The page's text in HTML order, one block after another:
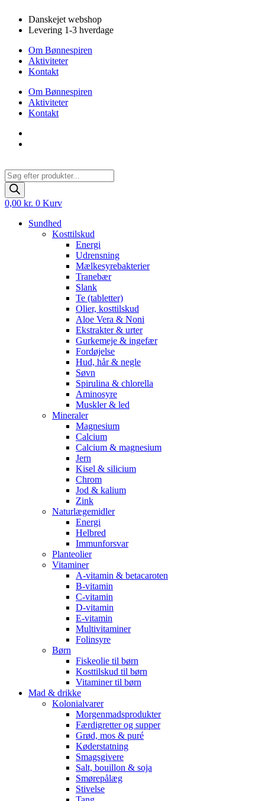
indhold
Danskejet webshop
Levering 1-3 hverdage
Om Bønnespiren
Aktiviteter
Kontakt
Om Bønnespiren
Aktiviteter
Kontakt
Products
search
0,00 kr. 0 Kurv
Sundhed
Kosttilskud
Energi
Udrensning
Mælkesyrebakterier
Tranebær
Slank
Te (tabletter)
Olier, kosttilskud
Aloe Vera & Noni
Ekstrakter & urter
Gurkemeje & ingefær
Fordøjelse
Hud, hår & negle
Søvn
Spirulina & chlorella
Aminosyre
Muskler & led
Mineraler
Magnesium
Calcium
Calcium & magnesium
Jern
Kisel & silicium
Chrom
Jod & kalium
Zink
Naturlægemidler
Energi
Helbred
Immunforsvar
Planteolier
Vitaminer
A-vitamin & betacaroten
B-vitamin
C-vitamin
D-vitamin
E-vitamin
Multivitaminer
Folinsyre
Børn
Fiskeolie til børn
Kosttilskud til børn
Vitaminer til børn
Mad & drikke
Kolonialvarer
Morgenmadsprodukter
Færdigretter og supper
Grød, mos & puré
Køderstatning
Smagsgivere
Salt, bouillon & soja
Smørepålæg
Stivelse